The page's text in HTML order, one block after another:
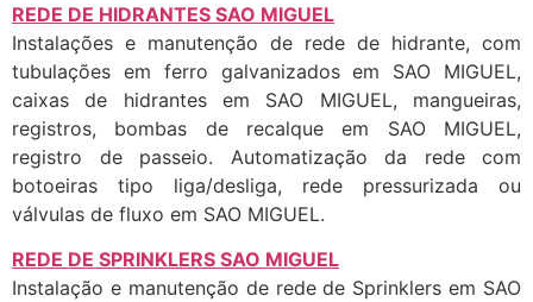
REDE DE HIDRANTES SAO MIGUEL
Instalações e manutenção de rede de hidrante, com
tubulações em ferro galvanizados em SAO MIGUEL,
caixas de hidrantes em SAO MIGUEL, mangueiras,
registros, bombas de recalque em SAO MIGUEL,
registro de passeio. Automatização da rede com
botoeiras tipo liga/desliga, rede pressurizada ou
válvulas de fluxo em SAO MIGUEL.
REDE DE SPRINKLERS SAO MIGUEL
Instalação e manutenção de rede de Sprinklers em SAO